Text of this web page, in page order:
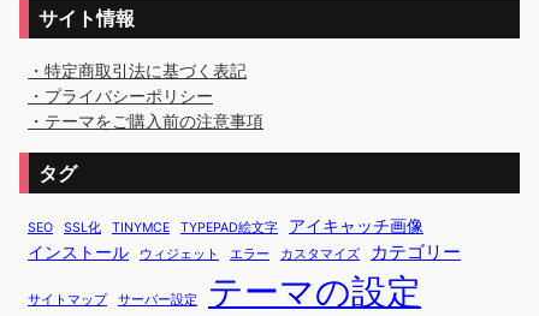
サイト情報
・特定商取引法に基づく表記
・プライバシーポリシー
・テーマをご購入前の注意事項
タグ
SEO SSL化 TINYMCE TYPEPAD絵文字
アイキャッチ画像
インストール
ウィジェット エラー カスタマイズ カテゴリー
サイトマップ サーバー設定 テーマの設定